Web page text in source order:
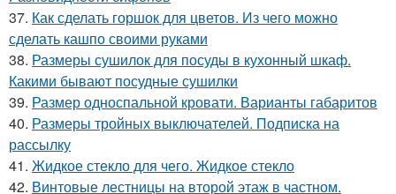
37. Как сделать горшок для цветов. Из чего можно
сделать кашпо своими руками
38. Размеры сушилок для посуды в кухонный шкаф.
Какими бывают посудные сушилки
39. Размер односпальной кровати. Варианты габаритов
40. Размеры тройных выключателей. Подписка на
рассылку
41. Жидкое стекло для чего. Жидкое стекло
42. Винтовые лестницы на второй этаж в частном.